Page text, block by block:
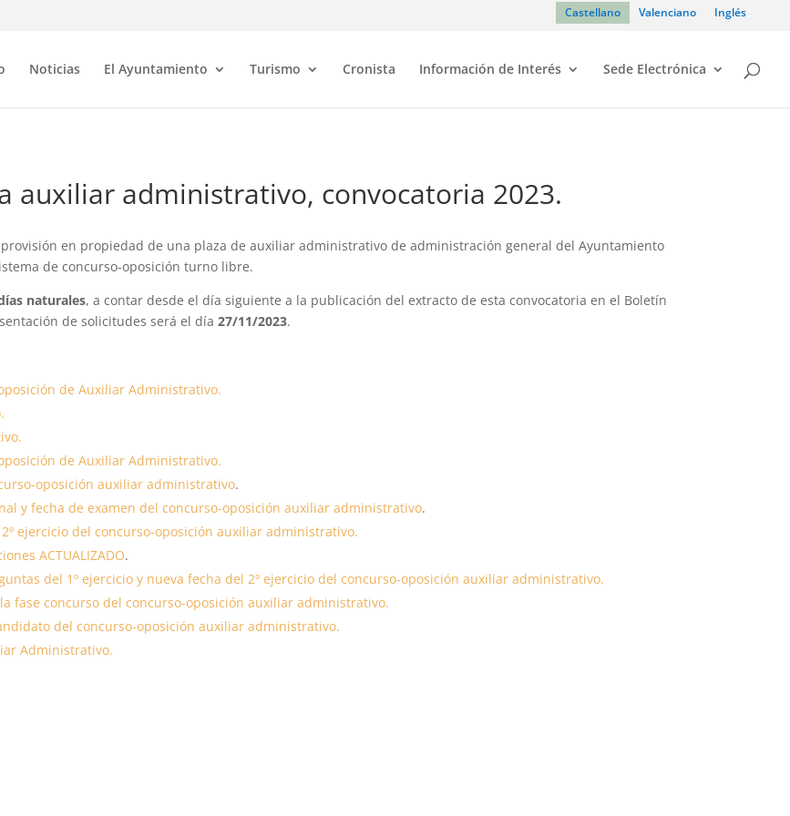
Castellano Valenciano Inglés
Noticias El Ayuntamiento Turismo Cronista Información de Interés Sede Electrónica
auxiliar administrativo, convocatoria 2023.
en propiedad de una plaza de auxiliar administrativo de administración general del Ayuntamiento
de concurso-oposición turno libre.
naturales, a contar desde el día siguiente a la publicación del extracto de esta convocatoria en el Boletín
de solicitudes será el día27/11/2023.
de Auxiliar Administrativo.
de Auxiliar Administrativo.
oposición auxiliar administrativo.
y fecha de examen del concurso-oposición auxiliar administrativo.
ejercicio del concurso-oposición auxiliar administrativo.
ACTUALIZADO.
del 1º ejercicio y nueva fecha del 2º ejercicio del concurso-oposición auxiliar administrativo.
fase concurso del concurso-oposición auxiliar administrativo.
del concurso-oposición auxiliar administrativo.
Administrativo.